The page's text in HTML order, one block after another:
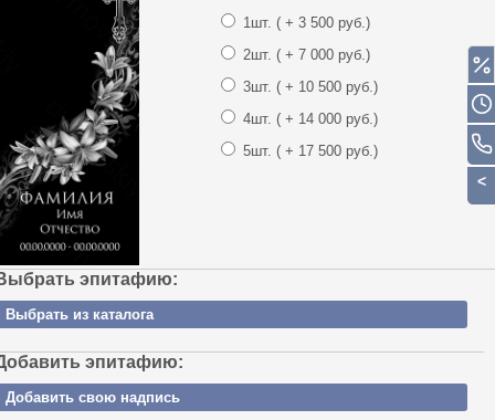
1шт. ( + 3 500 руб.)
2шт. ( + 7 000 руб.)
3шт. ( + 10 500 руб.)
4шт. ( + 14 000 руб.)
5шт. ( + 17 500 руб.)
эпитафию:
Выбрать из каталога
эпитафию:
Добавить свою надпись